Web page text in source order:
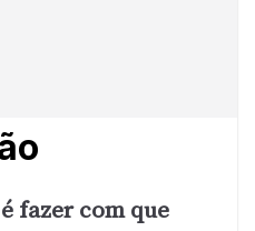
fazer com que